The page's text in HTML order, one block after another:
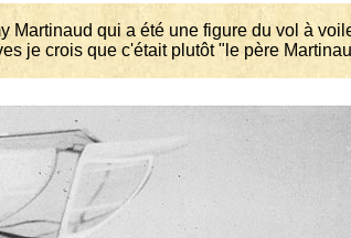
Martinaud qui a été une figure du vol à
je crois que c'était plutôt "le père